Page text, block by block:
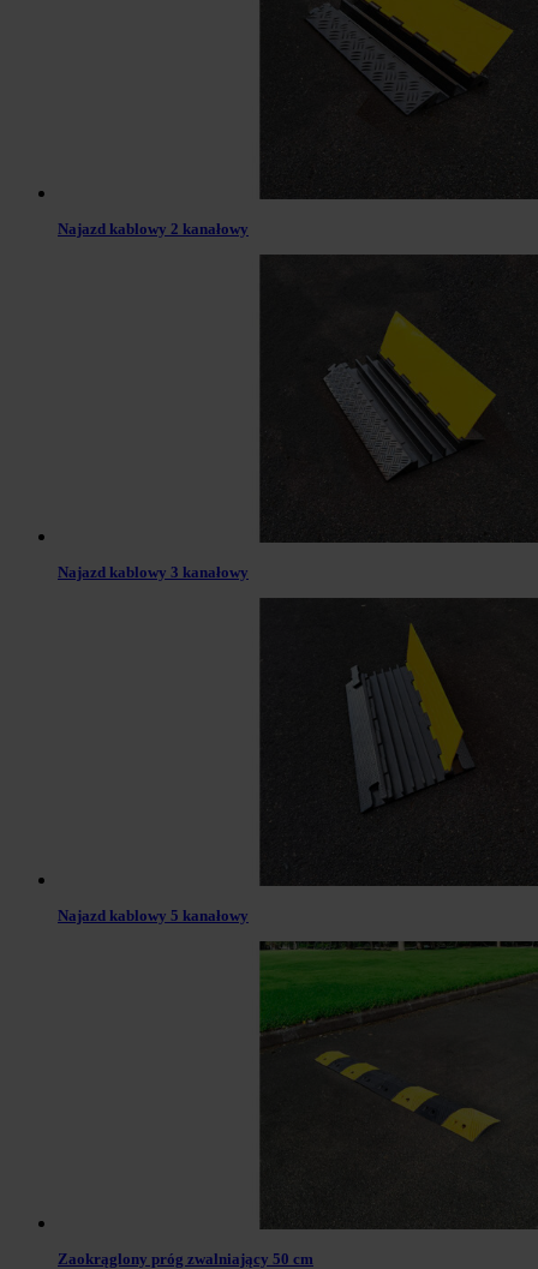
Najazd kablowy 2 kanałowy
Najazd kablowy 3 kanałowy
Najazd kablowy 5 kanałowy
Zaokrąglony próg zwalniający 50 cm